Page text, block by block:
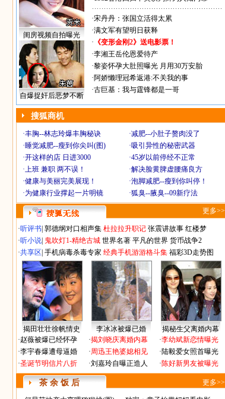
闺房视频自拍曝光
自爆捉奸后恶梦不断
·宋丹丹：张国立活得太累
·满文军有望明日获释
· 《变形金刚2》送电影票！
·李湘王岳伦恩爱待产
·黎姿怀孕大肚照曝光 月用30万安胎
·阿娇懒理冠希返港:不关我的事
·古巨基：我与霆锋都是一哥
搜狐商机
·丰胸--林志玲爆丰胸秘诀 ·减肥--小肚子赘肉没了
·睡觉减肥--瘦到你尖叫(图) ·吸引异性的秘密武器
·开这样的店 日进3000 ·45岁以前停经不正常
·上班 兼职 两不误！ ·解决脸黄脾虚腰痛良方
·健康与美丽完美展现！ ·泡脚减肥--瘦到你叫停！
·为健康行业撑起一片明镜 ·狐臭--腋臭--09新疗法
更多>>
·听评书 郭德纲对口相声集 杜拉拉升职记 张震讲故事 红楼梦
·听小说 鬼吹灯1-精绝古城 世界名著 平凡的世界 货币战争2
·共享区 手机病毒杀毒专家 经典手机游游格斗集 福彩3D走势图
揭田壮壮徐帆情史 李冰冰被爆已婚
揭秘生父离婚内幕
·赵薇被爆已经怀孕
·李宇春爆遭母逼婚
·圣诞节明信片八折
·揭刘晓庆离婚内幕
·周迅王艳婆媳相见
·刘嘉玲自曝正造人
·李幼斌新恋情曝光
·陆毅爱女照首曝光
·陈好新男友被曝光
茶 余 饭 后 更多>>